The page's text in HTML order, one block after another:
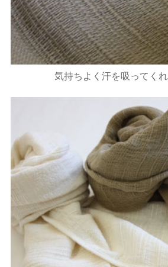
気持ちよく汗を吸ってくれ